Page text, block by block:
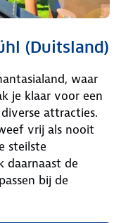
(Duitsland)
waar
je klaar voor een
attracties.
vrij als nooit
steilste
daarnaast de
bij de